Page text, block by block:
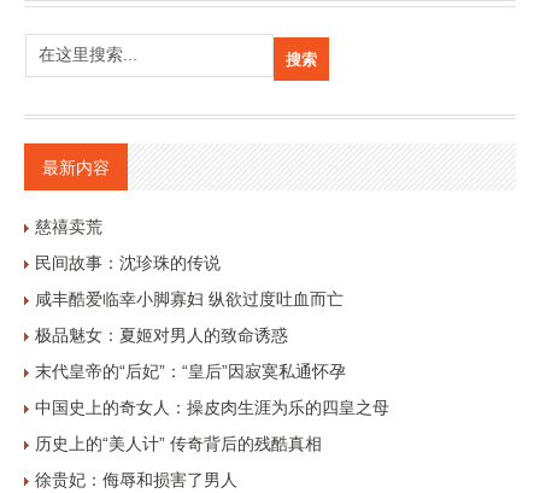
最新内容
慈禧卖荒
民间故事：沈珍珠的传说
咸丰酷爱临幸小脚寡妇 纵欲过度吐血而亡
极品魅女：夏姬对男人的致命诱惑
末代皇帝的“后妃”：“皇后”因寂寞私通怀孕
中国史上的奇女人：操皮肉生涯为乐的四皇之母
历史上的“美人计” 传奇背后的残酷真相
徐贵妃：侮辱和损害了男人